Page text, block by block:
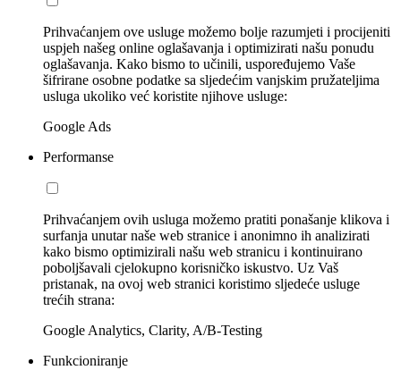
Prihvaćanjem ove usluge možemo bolje razumjeti i procijeniti
uspjeh našeg online oglašavanja i optimizirati našu ponudu
oglašavanja. Kako bismo to učinili, uspoređujemo Vaše
šifrirane osobne podatke sa sljedećim vanjskim pružateljima
usluga ukoliko već koristite njihove usluge:
Google Ads
Performanse
Prihvaćanjem ovih usluga možemo pratiti ponašanje klikova i
surfanja unutar naše web stranice i anonimno ih analizirati
kako bismo optimizirali našu web stranicu i kontinuirano
poboljšavali cjelokupno korisničko iskustvo. Uz Vaš
pristanak, na ovoj web stranici koristimo sljedeće usluge
trećih strana:
Google Analytics, Clarity, A/B-Testing
Funkcioniranje